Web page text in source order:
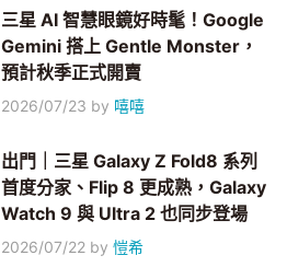
三星 AI 智慧眼鏡好時髦！Google
Gemini 搭上 Gentle Monster，
預計秋季正式開賣
2026/07/23 by 嘻嘻
出門｜三星 Galaxy Z Fold8 系列
首度分家、Flip 8 更成熟，Galaxy
Watch 9 與 Ultra 2 也同步登場
2026/07/22 by愷希